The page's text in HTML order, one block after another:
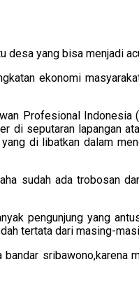
yang bisa menjadi
ekonomi
Profesional
seputaran lapangan
di libatkan dalam
sudah ada trobosan
pengunjung yang
tertata dari masing-
sribawono,karena